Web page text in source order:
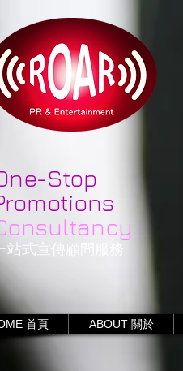
Stop
站式宣傳顧問服務
首頁 ABOUT 關於